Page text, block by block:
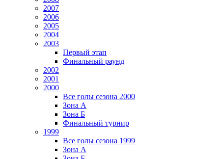
2007
2006
2005
2004
2003
Первый этап
Финальный раунд
2002
2001
2000
Все голы сезона 2000
Зона А
Зона Б
Финальный турнир
1999
Все голы сезона 1999
Зона А